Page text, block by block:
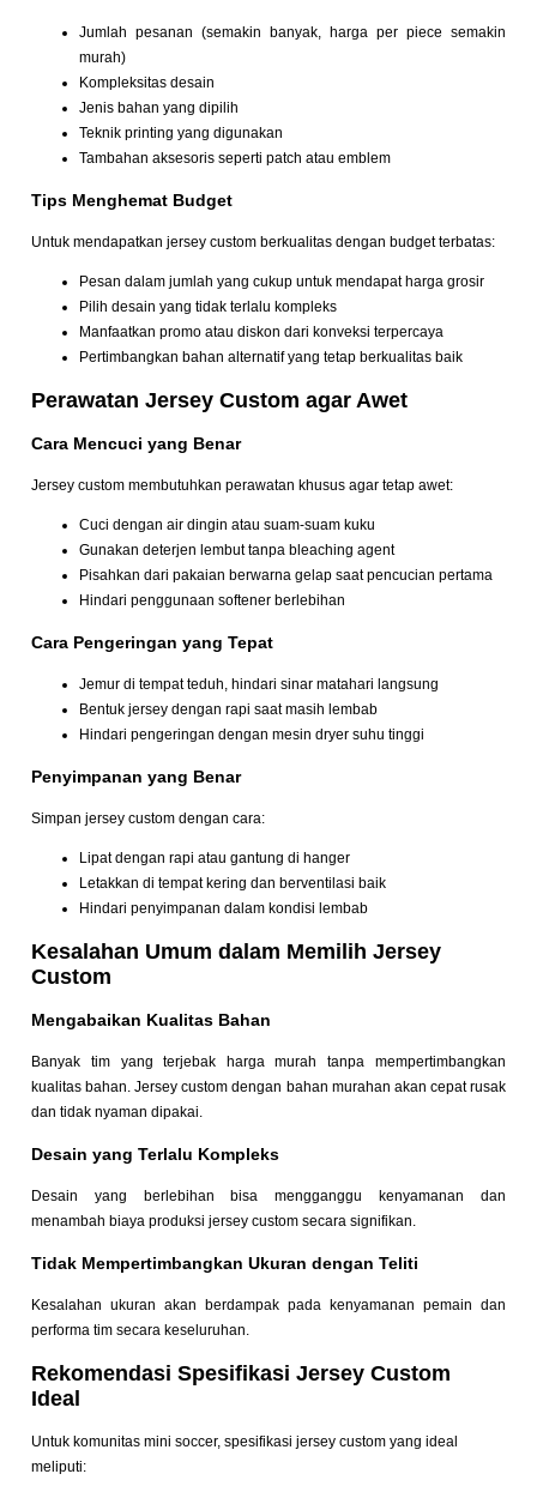
Jumlah pesanan (semakin banyak, harga per piece semakin
murah)
Kompleksitas desain
Jenis bahan yang dipilih
Teknik printing yang digunakan
Tambahan aksesoris seperti patch atau emblem
Tips Menghemat Budget
Untuk mendapatkan jersey custom berkualitas dengan budget terbatas:
Pesan dalam jumlah yang cukup untuk mendapat harga grosir
Pilih desain yang tidak terlalu kompleks
Manfaatkan promo atau diskon dari konveksi terpercaya
Pertimbangkan bahan alternatif yang tetap berkualitas baik
Perawatan Jersey Custom agar Awet
Cara Mencuci yang Benar
Jersey custom membutuhkan perawatan khusus agar tetap awet:
Cuci dengan air dingin atau suam-suam kuku
Gunakan deterjen lembut tanpa bleaching agent
Pisahkan dari pakaian berwarna gelap saat pencucian pertama
Hindari penggunaan softener berlebihan
Cara Pengeringan yang Tepat
Jemur di tempat teduh, hindari sinar matahari langsung
Bentuk jersey dengan rapi saat masih lembab
Hindari pengeringan dengan mesin dryer suhu tinggi
Penyimpanan yang Benar
Simpan jersey custom dengan cara:
Lipat dengan rapi atau gantung di hanger
Letakkan di tempat kering dan berventilasi baik
Hindari penyimpanan dalam kondisi lembab
Kesalahan Umum dalam Memilih Jersey
Custom
Mengabaikan Kualitas Bahan
Banyak tim yang terjebak harga murah tanpa mempertimbangkan
kualitas bahan. Jersey custom dengan bahan murahan akan cepat rusak
dan tidak nyaman dipakai.
Desain yang Terlalu Kompleks
Desain yang berlebihan bisa mengganggu kenyamanan dan
menambah biaya produksi jersey custom secara signifikan.
Tidak Mempertimbangkan Ukuran dengan Teliti
Kesalahan ukuran akan berdampak pada kenyamanan pemain dan
performa tim secara keseluruhan.
Rekomendasi Spesifikasi Jersey Custom
Ideal
Untuk komunitas mini soccer, spesifikasi jersey custom yang ideal
meliputi: